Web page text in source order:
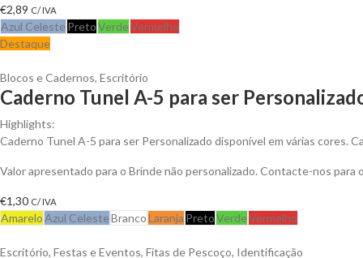
€2,89 C/ IVA
Azul Celeste PretoVerdeVermelho
Destaque
Blocos e Cadernos, Escritório
Caderno Tunel A-5 para ser
Highlights:
Caderno Tunel A-5 para ser Personalizado disponível em várias cores.
Valor apresentado para o Brinde não personalizado. Contacte-nos
€1,30 C/ IVA
AmareloAzul CelesteBrancoLaranja PretoVerdeVermelho
Escritório, Festas e Eventos, Fitas de Pescoço, Identificação